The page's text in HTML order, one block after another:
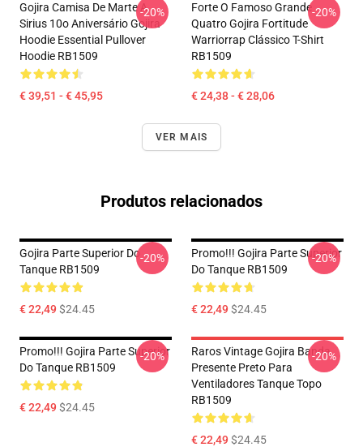
Gojira Camisa De Marte A
Sirius 10o Aniversário Gojira
Hoodie Essential Pullover
Hoodie RB1509
€ 39,51 - € 45,95
-20%
Forte O Famoso Grande
Quatro Gojira Fortitude
Warriorrap Clássico T-Shirt
RB1509
€ 24,38 - € 28,06
-20%
VER MAIS
Produtos relacionados
Gojira Parte Superior Do
Tanque RB1509
€ 22,49$24.45
-20%
Promo!!! Gojira Parte Superior
Do Tanque RB1509
€ 22,49$24.45
-20%
Promo!!! Gojira Parte Superior
Do Tanque RB1509
€ 22,49$24.45
-20%
Raros Vintage Gojira Banda
Presente Preto Para
Ventiladores Tanque Topo
RB1509
€ 22,49$24.45
-20%